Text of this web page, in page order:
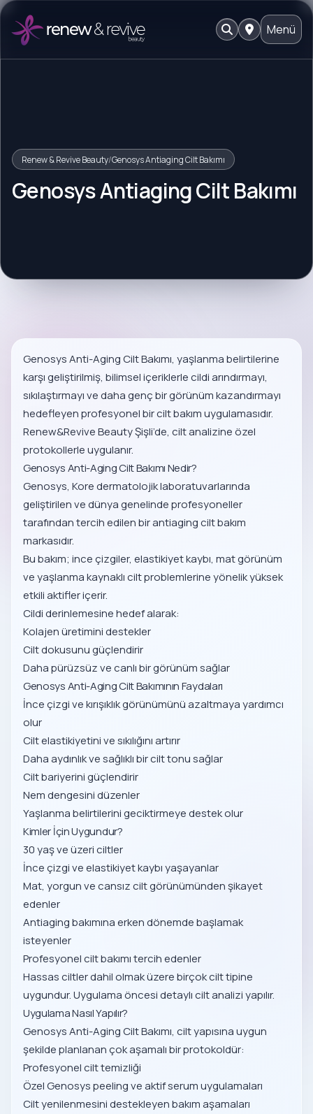
Menü
Renew & Revive Beauty/Genosys Antiaging Cilt Bakımı
Genosys Antiaging Cilt Bakımı
Genosys Anti-Aging Cilt Bakımı, yaşlanma belirtilerine
karşı geliştirilmiş, bilimsel içeriklerle cildi arındırmayı,
sıkılaştırmayı ve daha genç bir görünüm kazandırmayı
hedefleyen profesyonel bir cilt bakım uygulamasıdır.
Renew&Revive Beauty Şişli’de, cilt analizine özel
protokollerle uygulanır.
Genosys Anti-Aging Cilt Bakımı Nedir?
Genosys, Kore dermatolojik laboratuvarlarında
geliştirilen ve dünya genelinde profesyoneller
tarafından tercih edilen bir antiaging cilt bakım
markasıdır.
Bu bakım; ince çizgiler, elastikiyet kaybı, mat görünüm
ve yaşlanma kaynaklı cilt problemlerine yönelik yüksek
etkili aktifler içerir.
Cildi derinlemesine hedef alarak:
Kolajen üretimini destekler
Cilt dokusunu güçlendirir
Daha pürüzsüz ve canlı bir görünüm sağlar
Genosys Anti-Aging Cilt Bakımının Faydaları
İnce çizgi ve kırışıklık görünümünü azaltmaya yardımcı
olur
Cilt elastikiyetini ve sıkılığını artırır
Daha aydınlık ve sağlıklı bir cilt tonu sağlar
Cilt bariyerini güçlendirir
Nem dengesini düzenler
Yaşlanma belirtilerini geciktirmeye destek olur
Kimler İçin Uygundur?
30 yaş ve üzeri ciltler
İnce çizgi ve elastikiyet kaybı yaşayanlar
Mat, yorgun ve cansız cilt görünümünden şikayet
edenler
Antiaging bakımına erken dönemde başlamak
isteyenler
Profesyonel cilt bakımı tercih edenler
Hassas ciltler dahil olmak üzere birçok cilt tipine
uygundur. Uygulama öncesi detaylı cilt analizi yapılır.
Uygulama Nasıl Yapılır?
Genosys Anti-Aging Cilt Bakımı, cilt yapısına uygun
şekilde planlanan çok aşamalı bir protokoldür:
Profesyonel cilt temizliği
Özel Genosys peeling ve aktif serum uygulamaları
Cilt yenilenmesini destekleyen bakım aşamaları